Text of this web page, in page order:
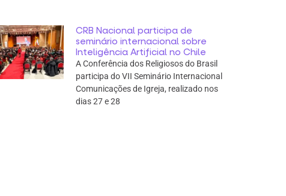
CRB Nacional participa de
seminário internacional sobre
Inteligência Artificial no Chile
A Conferência dos Religiosos do Brasil
participa do VII Seminário Internacional
Comunicações de Igreja, realizado nos
dias 27 e 28